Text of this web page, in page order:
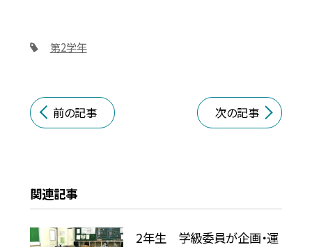
第2学年
前の記事 次の記事
関連記事
2年生 学級委員が企画・運